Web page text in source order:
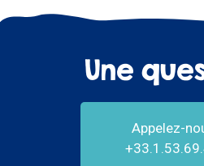
Une
Appelez-